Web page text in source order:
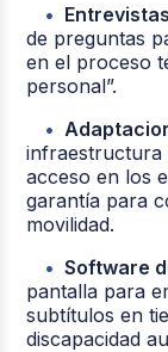
de preguntas
en el proceso
personal”.
infraestructura
acceso en los
garantía para
movilidad.
Software
pantalla para
subtítulos en
discapacidad